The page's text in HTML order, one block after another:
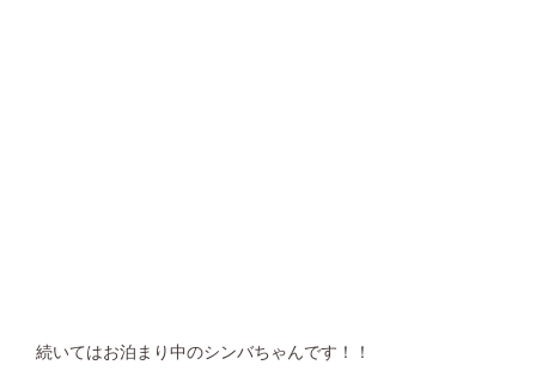
続いてはお泊まり中のシンバちゃんです！！